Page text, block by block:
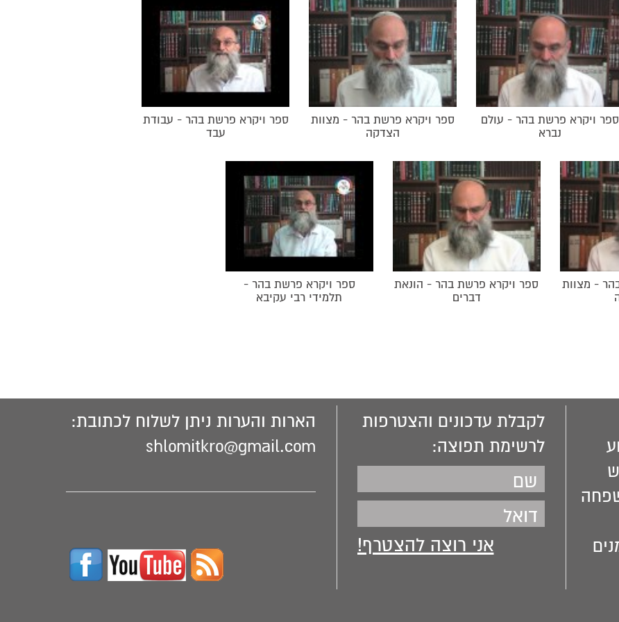
חמלה על בני אדם. גיבורי כוח עושי דברו- שומרי
שביעית. הרב קוק בספרו שבת הארץ: השמיטה
והאומה.
ספר ויקרא פרשת בחוקותי - התוכחה
ההבדלים בין התוכחה שבספר ויקרא פרשת בחוקותי
לתוכחה שבספר דברים פרשת כי תבוא.
ספר ויקרא פרשת בהר - עולם
נברא
ספר ויקרא פרשת בהר - מצוות
הצדקה
ספר ויקרא פרשת בהר - עבודת
עבד
- מצוות
ספר ויקרא פרשת בהר - הונאת
דברים
ספר ויקרא פרשת בהר -
תלמידי רבי עקיבא
לקבלת עדכונים והצטרפות
לרשימת תפוצה:
הארות והערות ניתן לשלוח לכתובת:
shlomitkro@gmail.com